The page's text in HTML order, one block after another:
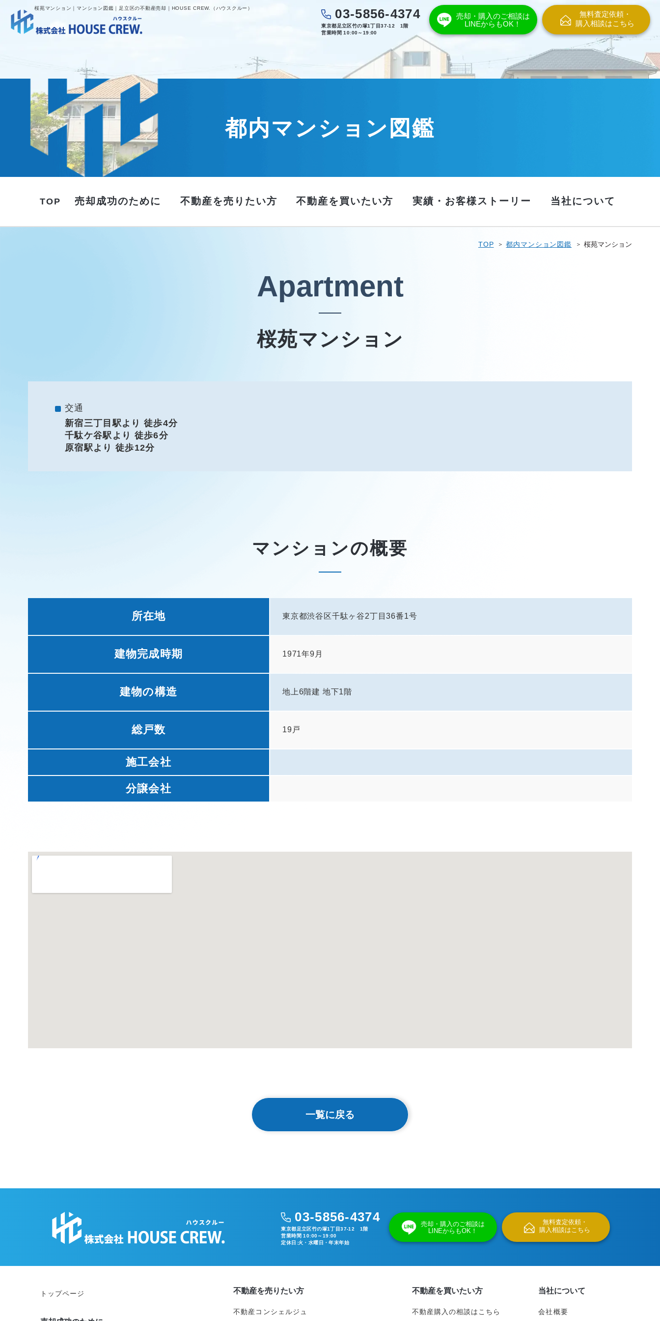
桜苑マンション｜マンション図鑑｜足立区の不動産売却｜HOUSE CREW.（ハウスクルー） 03-5856-4374
東京都足立区竹の塚1丁目37-12 1階
営業時間 10:00～19:00
売却・購入のご相談は
LINEからもOK！
無料査定依頼・
購入相談はこちら
都内マンション図鑑
TOP 売却成功のために 不動産を売りたい方 不動産を買いたい方 実績・お客様ストーリー 当社について
TOP 都内マンション図鑑 桜苑マンション
Apartment
桜苑マンション
交通
新宿三丁目駅より 徒歩4分
千駄ケ谷駅より 徒歩6分
原宿駅より 徒歩12分
マンションの概要
所在地 東京都渋谷区千駄ヶ谷2丁目36番1号
建物完成時期 1971年9月
建物の構造 地上6階建 地下1階
総戸数 19戸
施工会社
分譲会社
一覧に戻る
03-5856-4374
東京都足立区竹の塚1丁目37-12 1階
営業時間 10:00～19:00
定休日:火・水曜日・年末年始
売却・購入のご相談は
LINEからもOK！
無料査定依頼・
購入相談はこちら
トップページ 不動産を売りたい方
不動産コンシェルジュ
不動産を買いたい方
不動産購入の相談はこちら
当社について
会社概要